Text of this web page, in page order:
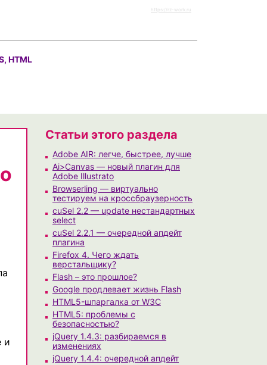
https://rz-work.ru
HTML
и
Статьи этого раздела
Adobe AIR: легче, быстрее, лучше
Ai>Canvas — новый плагин для
Adobe Illustrato
Browserling — виртуально
тестируем на кроссбраузерность
cuSel 2.2 — update нестандартных
select
cuSel 2.2.1 — очередной апдейт
плагина
Firefox 4. Чего ждать
верстальщику?
Flash – это прошлое?
Google продлевает жизнь Flash
HTML5-шпаргалка от W3C
HTML5: проблемы с
безопасностью?
jQuery 1.4.3: разбираемся в
изменениях
jQuery 1.4.4: очередной апдейт